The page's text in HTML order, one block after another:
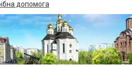
допомога